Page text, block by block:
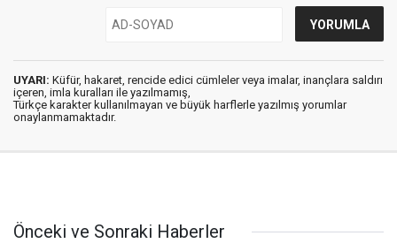
UYARI: Küfür, hakaret, rencide edici cümleler veya imalar, inançlara saldırı
içeren, imla kuralları ile yazılmamış,
Türkçe karakter kullanılmayan ve büyük harflerle yazılmış yorumlar
onaylanmamaktadır.
Önceki ve Sonraki Haberler